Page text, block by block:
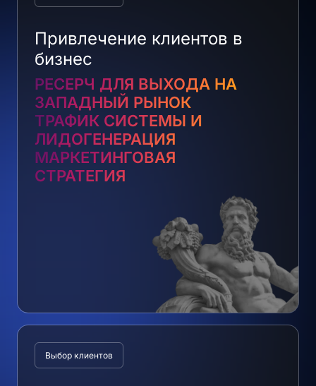
Привлечение клиентов в
бизнес
РЕСЕРЧ ДЛЯ ВЫХОДА НА
ЗАПАДНЫЙ РЫНОК
ТРАФИК СИСТЕМЫ И
ЛИДОГЕНЕРАЦИЯ
МАРКЕТИНГОВАЯ
СТРАТЕГИЯ
Выбор клиентов